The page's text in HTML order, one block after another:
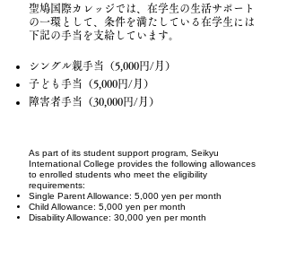
聖鳩国際カレッジでは、在学生の生活サポート
の一環として、条件を満たしている在学生には
下記の手当を支給しています。
シングル親手当（5,000円/月）
子ども手当（5,000円/月）
障害者手当（30,000円/月）
As part of its student support program, Seikyu
International College provides the following allowances
to enrolled students who meet the eligibility
requirements:
Single Parent Allowance: 5,000 yen per month
Child Allowance: 5,000 yen per month
Disability Allowance: 30,000 yen per month